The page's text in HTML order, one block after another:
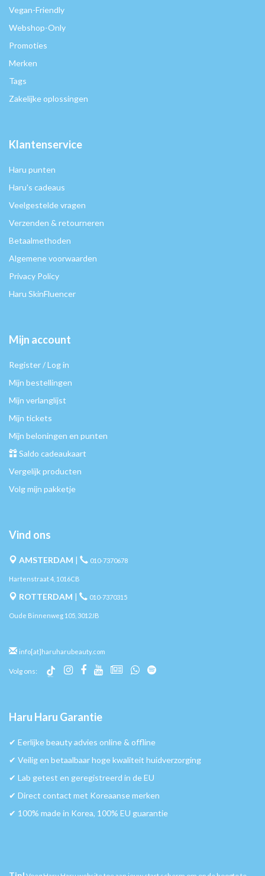
Vegan-Friendly
Webshop-Only
Promoties
Merken
Tags
Zakelijke oplossingen
Klantenservice
Haru punten
Haru's cadeaus
Veelgestelde vragen
Verzenden & retourneren
Betaalmethoden
Algemene voorwaarden
Privacy Policy
Haru SkinFluencer
Mijn account
Register / Log in
Mijn bestellingen
Mijn verlanglijst
Mijn tickets
Mijn beloningen en punten
Saldo cadeaukaart
Vergelijk producten
Volg mijn pakketje
Vind ons
AMSTERDAM | 010-7370678
Hartenstraat 4, 1016CB
ROTTERDAM | 010-7370315
Oude Binnenweg 105, 3012JB
info[at]haruharubeauty.com
Volg ons:
Haru Haru Garantie
✔︎ Eerlijke beauty advies online & offline
✔︎ Veilig en betaalbaar hoge kwaliteit huidverzorging
✔︎ Lab getest en geregistreerd in de EU
✔︎ Direct contact met Koreaanse merken
✔︎ 100% made in Korea, 100% EU guarantie